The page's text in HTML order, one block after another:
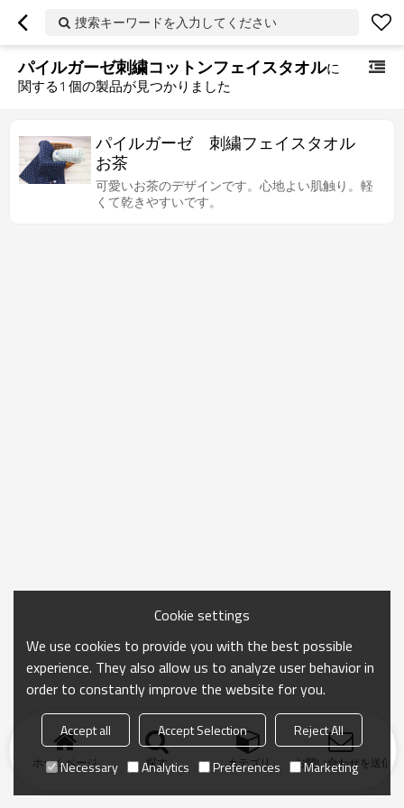
捜索キーワードを入力してください
パイルガーゼ刺繍コットンフェイスタオルに
関する1 個の製品が見つかりました
パイルガーゼ 刺繍フェイスタオル
お茶
可愛いお茶のデザインです。心地よい肌触り。軽
くて乾きやすいです。
ホームページ 探す カテゴリ お問い合わせを送信
Cookie settings
We use cookies to provide you with the best possible
experience. They also allow us to analyze user behavior in
order to constantly improve the website for you.
Accept all Accept Selection
Reject All
Necessary
Analytics Preferences Marketing